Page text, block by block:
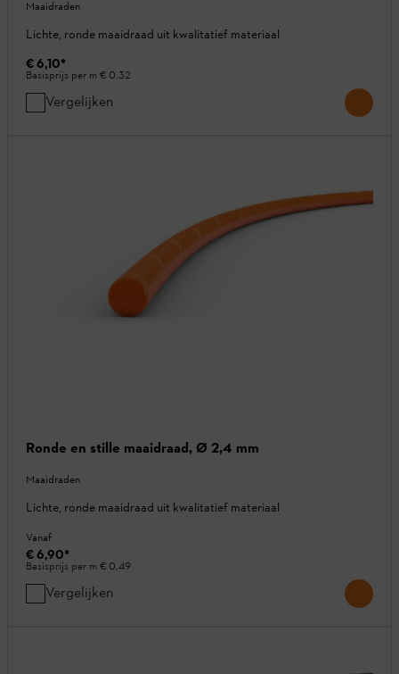
Maaidraden
Lichte, ronde maaidraad uit kwalitatief materiaal
€ 6,10*
Basisprijs per m € 0,32
Vergelijken
Ronde en stille maaidraad, Ø 2,4 mm
Maaidraden
Lichte, ronde maaidraad uit kwalitatief materiaal
Vanaf
€ 6,90*
Basisprijs per m € 0,49
Vergelijken